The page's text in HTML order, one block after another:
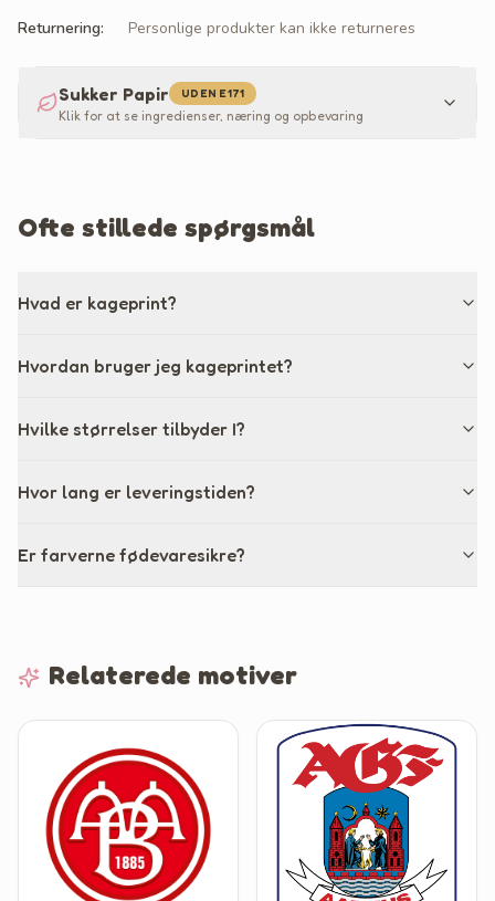
Returnering: Personlige produkter kan ikke returneres
Sukker Papir UDEN E171
Klik for at se ingredienser, næring og opbevaring
Ofte stillede spørgsmål
Hvad er kageprint?
Hvordan bruger jeg kageprintet?
Hvilke størrelser tilbyder I?
Hvor lang er leveringstiden?
Er farverne fødevaresikre?
Relaterede motiver